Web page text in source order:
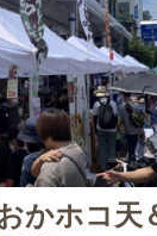
かホコ天